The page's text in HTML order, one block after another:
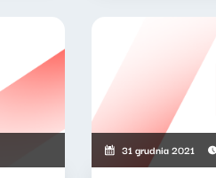
31 grudnia 2021